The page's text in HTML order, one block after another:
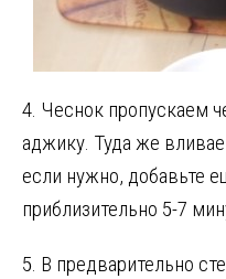
4. Чеснок пропускаем
аджику. Туда же
если нужно, добавьте
приблизительно 5-7
5. В предварительно